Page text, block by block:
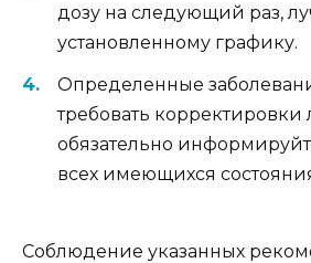
дозу на следующий раз,
установленному графику.
Определенные
требовать корректировки
обязательно
всех имеющихся
Соблюдение указанных